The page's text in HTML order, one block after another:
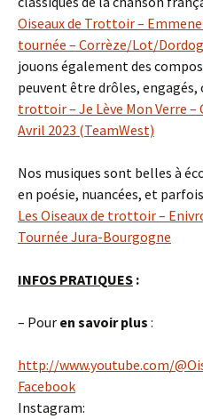
Oiseaux de Trottoir –
tournée – Corrèze/Lot/
jouons également des
peuvent être drôles, engagés,
trottoir – Je Lève Mon Verre
Avril 2023 (TeamWest)
Nos musiques sont belles à
en poésie, nuancées, et
Les Oiseaux de trottoir –
Tournée Jura-Bourgogne
INFOS PRATIQUES :
– Pour en savoir plus :
http://www.youtube.com/
Facebook
Instagram: